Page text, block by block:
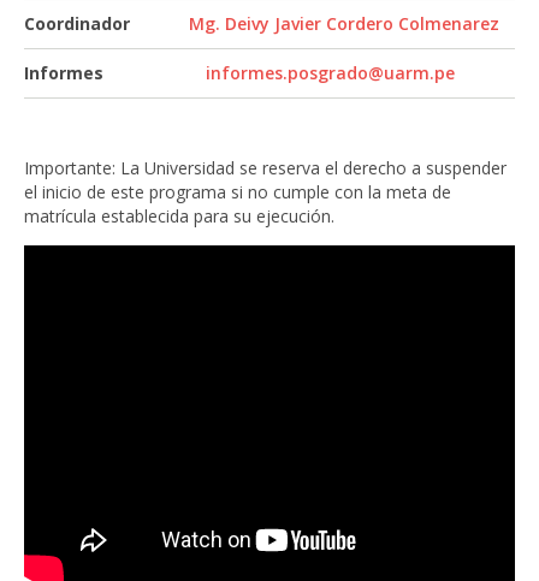
Coordinador Mg. Deivy Javier Cordero Colmenarez
Informes informes.posgrado@uarm.pe
Importante: La Universidad se reserva el derecho a suspender
el inicio de este programa si no cumple con la meta de
matrícula establecida para su ejecución.